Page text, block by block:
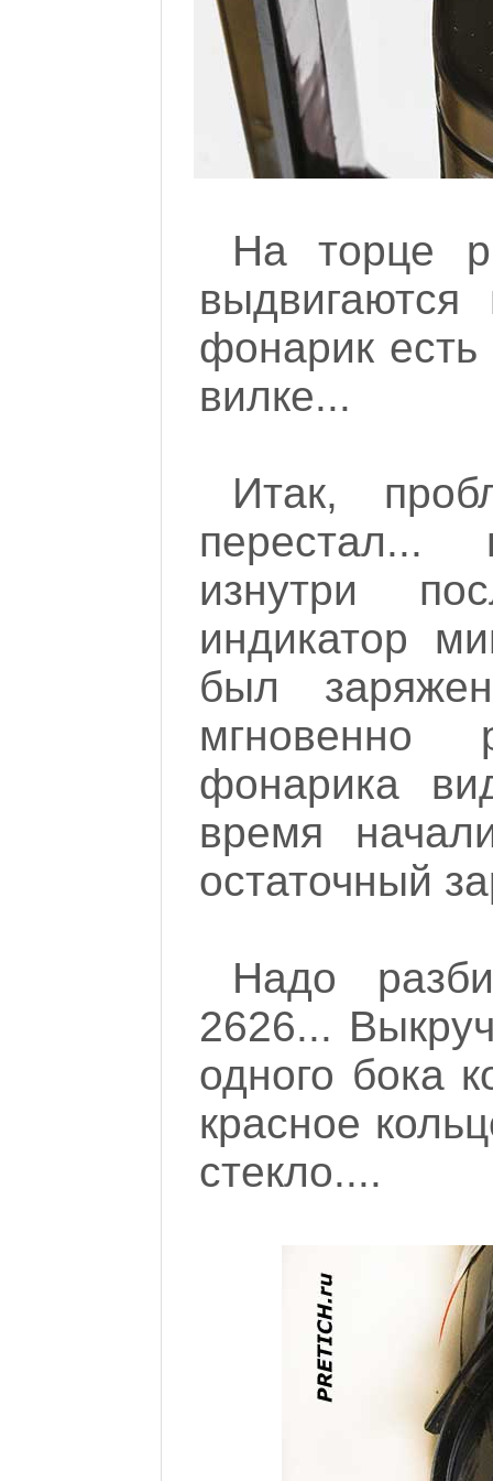
На торце
фонарик есть
вилке...
Итак,
перестал...
изнутри
индикатор
был
мгновенно
фонарика
время
остаточный
Надо
2626...
одного бока
красное
стекло....